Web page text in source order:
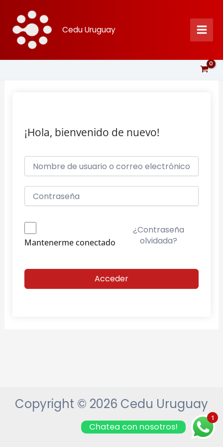
contenido
Cedu Uruguay
¡Hola, bienvenido de nuevo!
Mantenerme conectado
¿Contraseña
olvidada?
Acceder
Copyright © 2026 Cedu Uruguay
1
Chatea con nosotros!